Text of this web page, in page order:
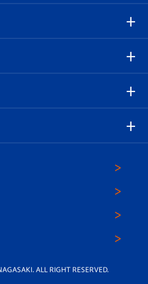
なしガイド
ブ）
ム
ALL RIGHT RESERVED.